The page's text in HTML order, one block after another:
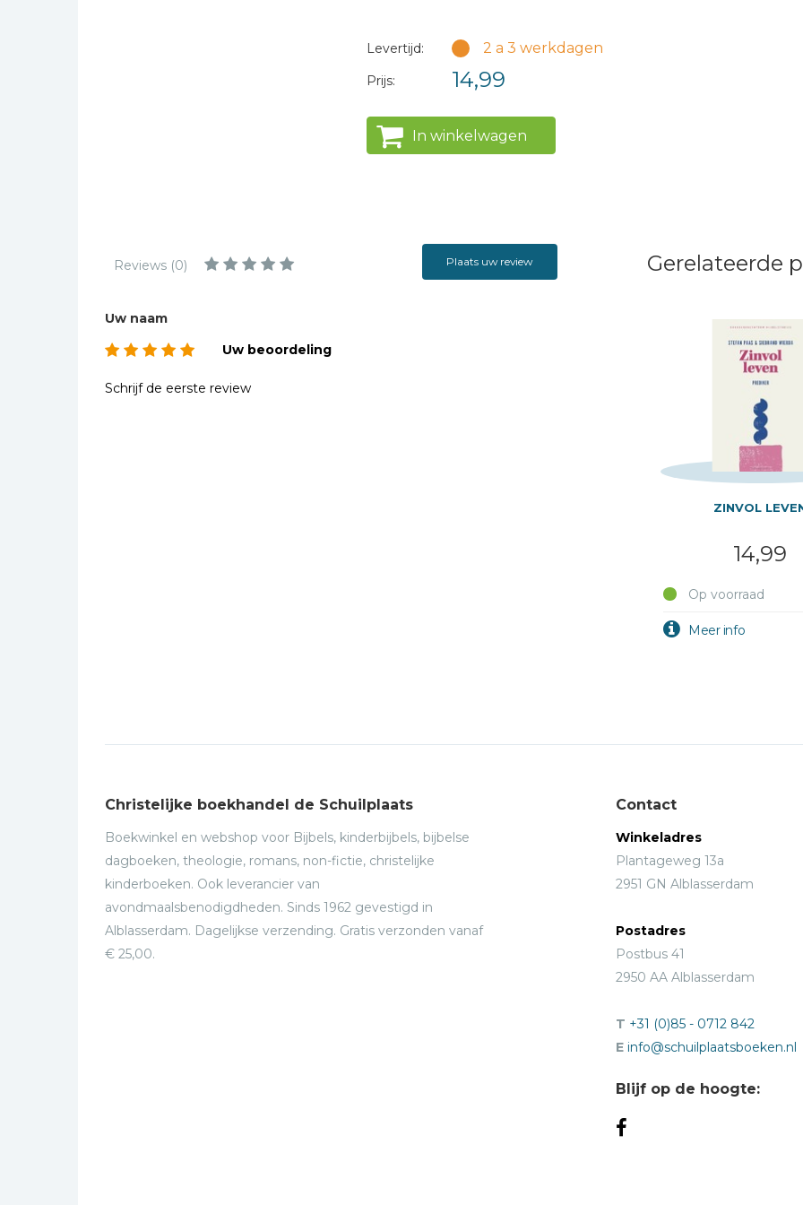
Taalstudie
Levertijd: 2 a 3 werkdagen
Prijs: 14,99
In winkelwagen
Reviews (0) Plaats uw review
Uw naam
Uw beoordeling
Schrijf de eerste review
Gerelateerde
ZINVOL
14,99
Op voorraad
Christelijke boekhandel de Schuilplaats
Boekwinkel en webshop voor Bijbels, kinderbijbels, bijbelse
dagboeken, theologie, romans, non-fictie, christelijke
kinderboeken. Ook leverancier van
avondmaalsbenodigdheden. Sinds 1962 gevestigd in
Alblasserdam. Dagelijkse verzending. Gratis verzonden vanaf
€ 25,00.
Contact
Winkeladres
Plantageweg 13a
2951 GN Alblasserdam
Postadres
Postbus 41
2950 AA Alblasserdam
T +31 (0)85 - 0712 842
E info@schuilplaatsboeken.nl
Blijf op de hoogte: